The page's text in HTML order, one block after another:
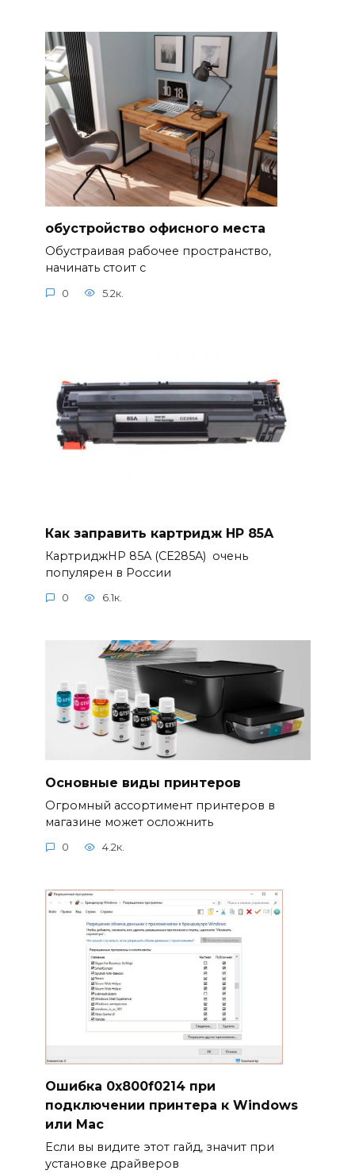
обустройство офисного места
Обустраивая рабочее пространство,
начинать стоит с
0 5.2к.
Как заправить картридж HP 85A
КартриджHP 85A (CE285A) очень
популярен в России
0 6.1к.
Основные виды принтеров
Огромный ассортимент принтеров в
магазине может осложнить
0 4.2к.
Ошибка 0x800f0214 при
подключении принтера к Windows
или Mac
Если вы видите этот гайд, значит при
установке драйверов